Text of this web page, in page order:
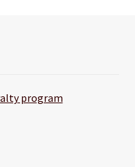
program